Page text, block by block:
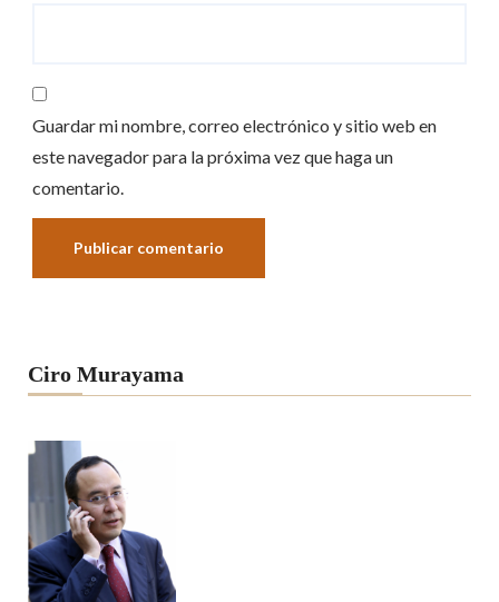
Guardar mi nombre, correo electrónico y sitio web en
este navegador para la próxima vez que haga un
comentario.
Ciro Murayama